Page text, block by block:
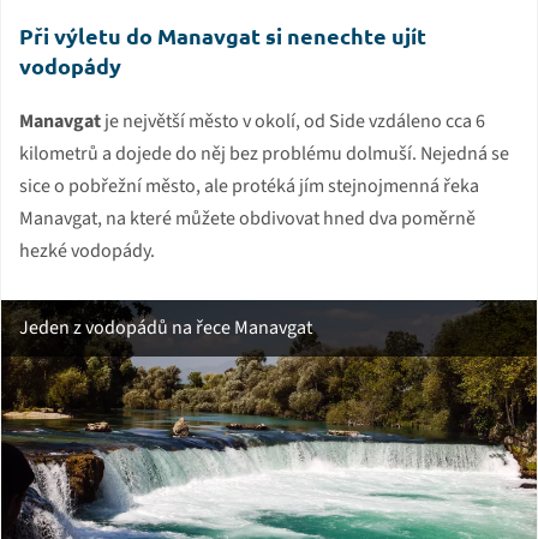
Při výletu do Manavgat si nenechte ujít
vodopády
Manavgatje největší město v okolí, od Side vzdáleno cca 6
kilometrů a dojede do něj bez problému dolmuší. Nejedná se
sice o pobřežní město, ale protéká jím stejnojmenná řeka
Manavgat, na které můžete obdivovat hned dva poměrně
hezké vodopády.
Jeden z vodopádů na řece Manavgat